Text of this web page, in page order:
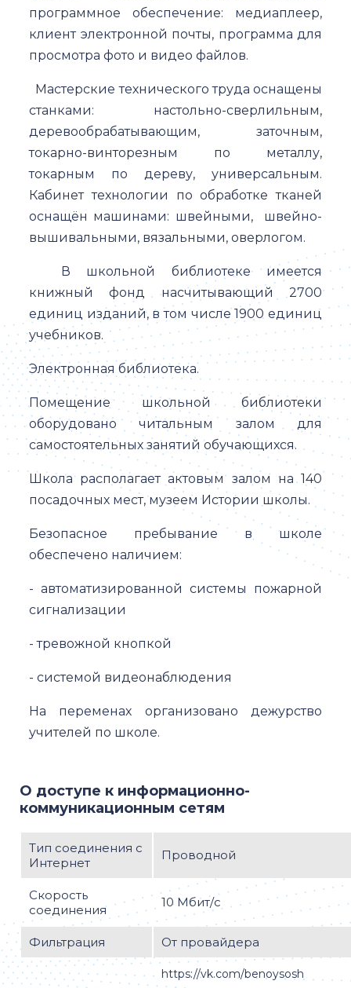
программное обеспечение: медиаплеер,
клиент электронной почты, программа для
просмотра фото и видео файлов.
Мастерские технического труда оснащены
станками: настольно-сверлильным,
деревообрабатывающим, заточным,
токарно-винторезным по металлу,
токарным по дереву, универсальным.
Кабинет технологии по обработке тканей
оснащён машинами: швейными, швейно-
вышивальными, вязальными, оверлогом.
В школьной библиотеке имеется
книжный фонд насчитывающий 2700
единиц изданий, в том числе 1900 единиц
учебников.
Электронная библиотека.
Помещение школьной библиотеки
оборудовано читальным залом для
самостоятельных занятий обучающихся.
Школа располагает актовым залом на 140
посадочных мест, музеем Истории школы.
Безопасное пребывание в школе
обеспечено наличием:
- автоматизированной системы пожарной
сигнализации
- тревожной кнопкой
- системой видеонаблюдения
На переменах организовано дежурство
учителей по школе.
О доступе к информационно-
коммуникационным сетям
Тип соединения с
Интернет
Проводной
Скорость
соединения
10 Мбит/с
Фильтрация От провайдера
https://vk.com/benoysosh